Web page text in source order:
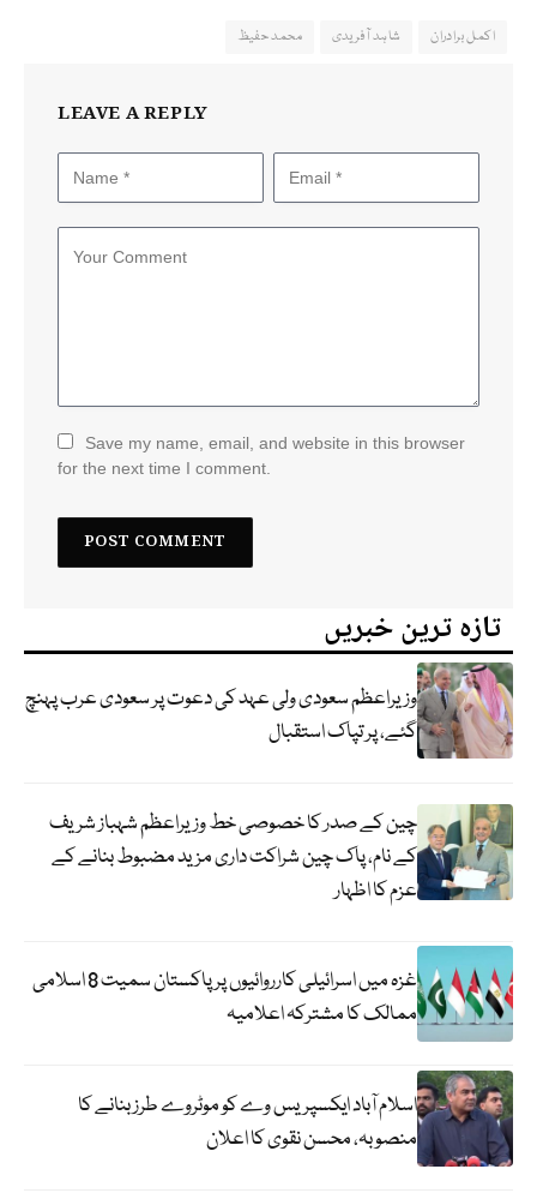
اکمل برادران شاہد آفریدی محمد حفیظ
LEAVE A REPLY
Save my name, email, and website in this browser
for the next time I comment.
تازہ ترین خبریں
وزیراعظم سعودی ولی عہد کی دعوت پر سعودی عرب پہنچ
گئے، پر تپاک استقبال
چین کے صدر کا خصوصی خط وزیراعظم شہباز شریف
کے نام، پاک چین شراکت داری مزید مضبوط بنانے کے
عزم کا اظہار
غزہ میں اسرائیلی کارروائیوں پر پاکستان سمیت 8 اسلامی
ممالک کا مشترکہ اعلامیہ
اسلام آباد ایکسپریس وے کو موٹروے طرز بنانے کا
منصوبہ، محسن نقوی کا اعلان